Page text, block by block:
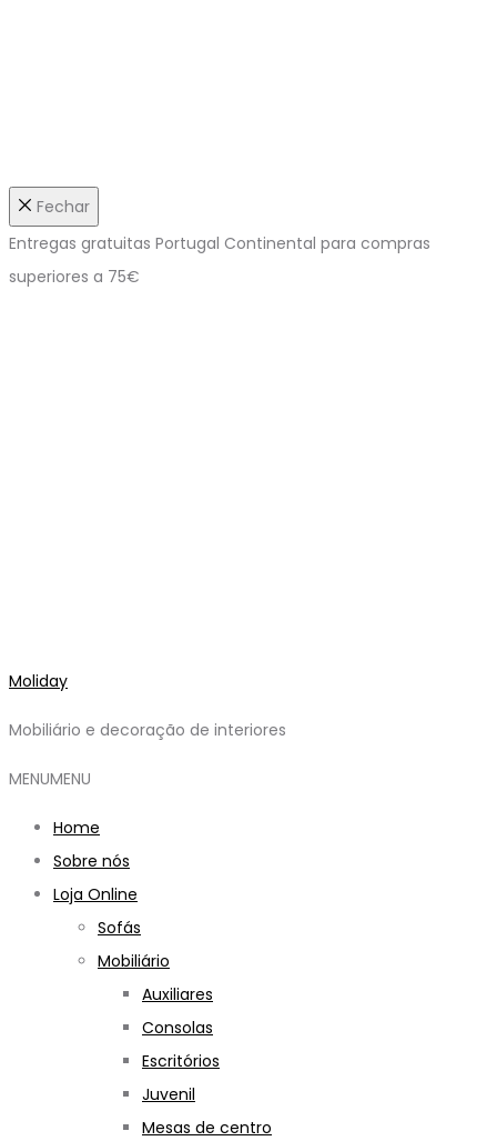
Fechar
Entregas gratuitas Portugal Continental para compras
superiores a 75€
Moliday
Mobiliário e decoração de interiores
MENUMENU
Home
Sobre nós
Loja Online
Sofás
Mobiliário
Auxiliares
Consolas
Escritórios
Juvenil
Mesas de centro